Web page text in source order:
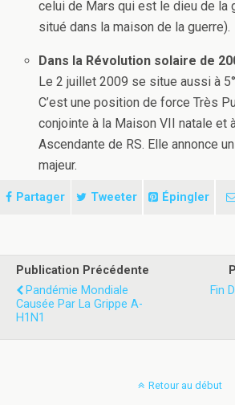
celui de Mars qui est le dieu de la
situé dans la maison de la guerre).
Dans la Révolution solaire de
Le 2 juillet 2009 se situe aussi à
C’est une position de force Très
conjointe à la Maison VII natale et
Ascendante de RS. Elle annonce
majeur.
Partager Tweeter Épingler
Publication Précédente
Pandémie Mondiale
Causée Par La Grippe A-
H1N1
Fin
Retour au début